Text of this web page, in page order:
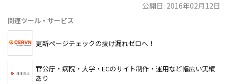
公開日: 2016年02月12日
関連ツール・サービス
更新ページチェックの抜け漏れゼロへ！
官公庁・病院・大学・ECのサイト制作・運用など幅広い実績
あり